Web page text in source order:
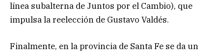
línea subalterna de Juntos por el Cambio), que
impulsa la reelección de Gustavo Valdés.
Finalmente, en la provincia de Santa Fe se da un